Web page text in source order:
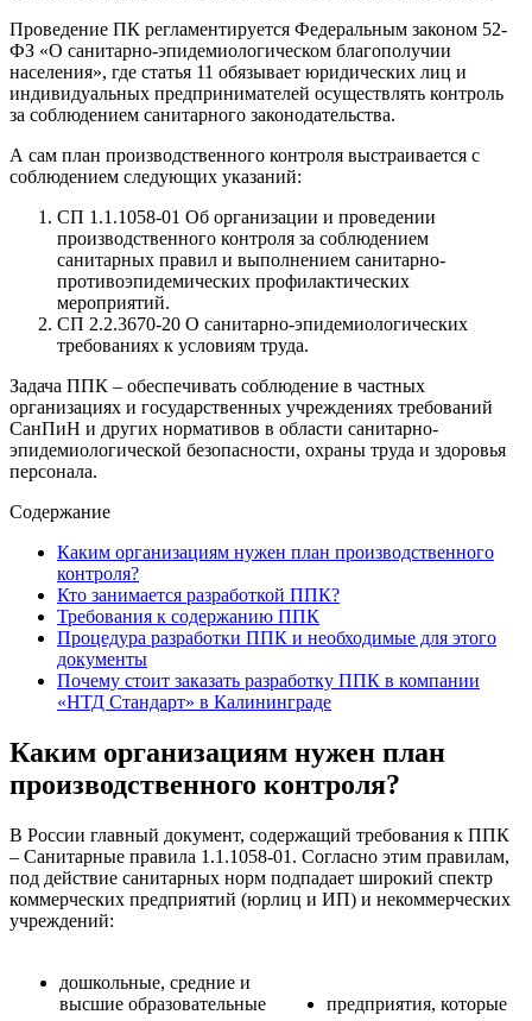
Проведение ПК регламентируется Федеральным законом 52-
ФЗ «О санитарно-эпидемиологическом благополучии
населения», где статья 11 обязывает юридических лиц и
индивидуальных предпринимателей осуществлять контроль
за соблюдением санитарного законодательства.
А сам план производственного контроля выстраивается с
соблюдением следующих указаний:
СП 1.1.1058-01 Об организации и проведении
производственного контроля за соблюдением
санитарных правил и выполнением санитарно-
противоэпидемических профилактических
мероприятий.
СП 2.2.3670-20 О санитарно-эпидемиологических
требованиях к условиям труда.
Задача ППК – обеспечивать соблюдение в частных
организациях и государственных учреждениях требований
СанПиН и других нормативов в области санитарно-
эпидемиологической безопасности, охраны труда и здоровья
персонала.
Содержание
Каким организациям нужен план производственного
контроля?
Кто занимается разработкой ППК?
Требования к содержанию ППК
Процедура разработки ППК и необходимые для этого
документы
Почему стоит заказать разработку ППК в компании
«НТД Стандарт» в Калининграде
Каким организациям нужен план
производственного контроля?
В России главный документ, содержащий требования к ППК
– Санитарные правила 1.1.1058-01. Согласно этим правилам,
под действие санитарных норм подпадает широкий спектр
коммерческих предприятий (юрлиц и ИП) и некоммерческих
учреждений:
дошкольные, средние и
высшие образовательные
предприятия, которые